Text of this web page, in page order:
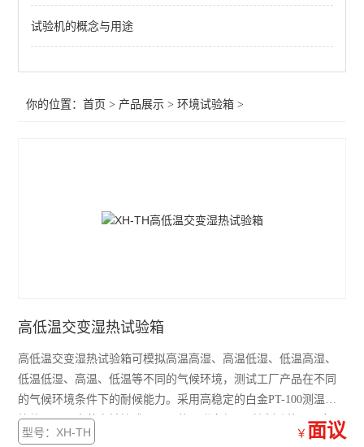
干燥箱/烤箱/真空箱
盐水喷雾试验机
试验机的概念与用途
你的位置：首页 > 产品展示 >环境试验箱 >
高低温交变湿热试验箱
高低温交变湿热试验箱可模拟高温高湿、高温低湿、低温高湿、
低温低湿、高温、低温等不同的气候环境，测试工厂产品在不同
的气候环境条件下的耐候能力。采用高稳定的白金PT-100测温抵
抗体，LCD中英文触控式显示屏幕，附多组PID控制功能，配备
RS-232C/485C连接计算机接口，搭配容易学习操作的高准确性的
型号：XH-TH ￥ 面议